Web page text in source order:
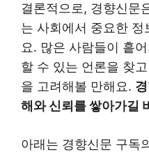
결론적으로, 경향신문
는 사회에서 중요한 정
요. 많은 사람들이 흩
할 수 있는 언론을 찾
을 고려해볼 만해요.
해와 신뢰를 쌓아가길
아래는 경향신문 구독